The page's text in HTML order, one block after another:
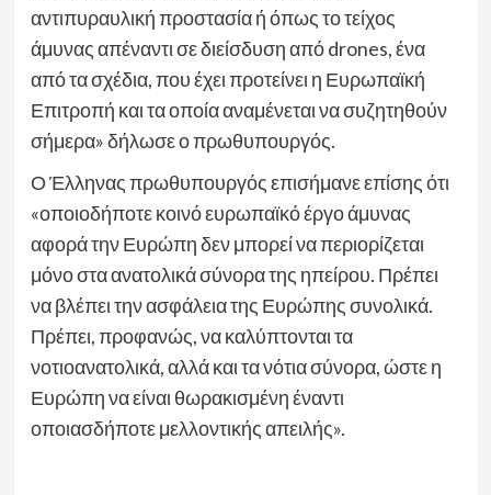
αντιπυραυλική προστασία ή όπως το τείχος
άμυνας απέναντι σε διείσδυση από drones, ένα
από τα σχέδια, που έχει προτείνει η Ευρωπαϊκή
Επιτροπή και τα οποία αναμένεται να συζητηθούν
σήμερα» δήλωσε ο πρωθυπουργός.
Ο Έλληνας πρωθυπουργός επισήμανε επίσης ότι
«οποιοδήποτε κοινό ευρωπαϊκό έργο άμυνας
αφορά την Ευρώπη δεν μπορεί να περιορίζεται
μόνο στα ανατολικά σύνορα της ηπείρου. Πρέπει
να βλέπει την ασφάλεια της Ευρώπης συνολικά.
Πρέπει, προφανώς, να καλύπτονται τα
νοτιοανατολικά, αλλά και τα νότια σύνορα, ώστε η
Ευρώπη να είναι θωρακισμένη έναντι
οποιασδήποτε μελλοντικής απειλής».